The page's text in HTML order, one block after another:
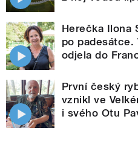
Herečka Ilona
po padesátce.
odjela do
První český
vznikl ve
i svého Otu